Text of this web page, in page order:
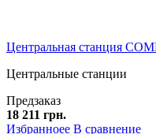
Центральная станция
Центральные станции
Предзаказ
18 211 грн.
Избранноее В сравнение